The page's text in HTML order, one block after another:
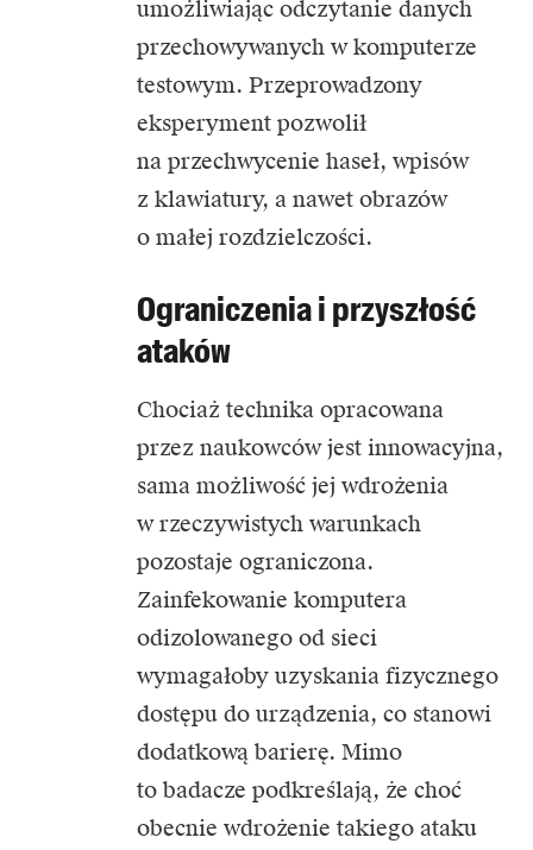
umożliwiając odczytanie danych
przechowywanych w komputerze
testowym. Przeprowadzony
eksperyment pozwolił
na przechwycenie haseł, wpisów
z klawiatury, a nawet obrazów
o małej rozdzielczości.
Ograniczenia i przyszłość
ataków
Chociaż technika opracowana
przez naukowców jest innowacyjna,
sama możliwość jej wdrożenia
w rzeczywistych warunkach
pozostaje ograniczona.
Zainfekowanie komputera
odizolowanego od sieci
wymagałoby uzyskania fizycznego
dostępu do urządzenia, co stanowi
dodatkową barierę. Mimo
to badacze podkreślają, że choć
obecnie wdrożenie takiego ataku